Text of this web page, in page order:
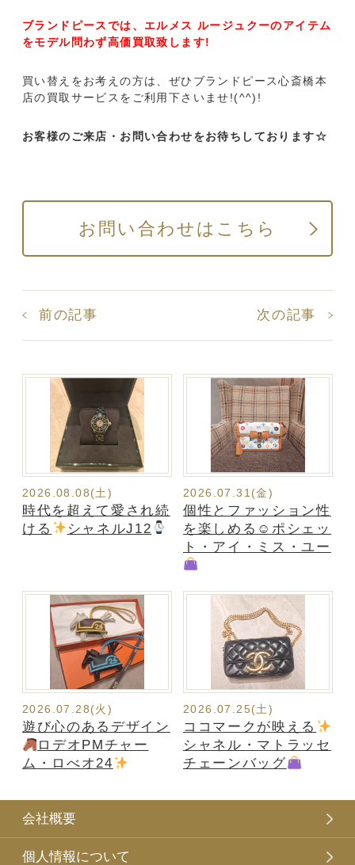
ブランドピースでは、エルメス ルージュクーのアイテム
をモデル問わず高価買取致します!
買い替えをお考えの方は、ぜひブランドピース心斎橋本
店の買取サービスをご利用下さいませ!(^^)!
お客様のご来店・お問い合わせをお待ちしております☆
お問い合わせはこちら
前の記事 次の記事
2026.08.08(土)
時代を超えて愛され続
ける
シャネルJ12
2026.07.31(金)
個性とファッション性
を楽しめる☺ポシェッ
ト・アイ・ミス・ユー
2026.07.28(火)
遊び心のあるデザイン
ロデオPMチャー
ム・ロべオ24
2026.07.25(土)
ココマークが映える
シャネル・マトラッセ
チェーンバッグ
会社概要
個人情報について